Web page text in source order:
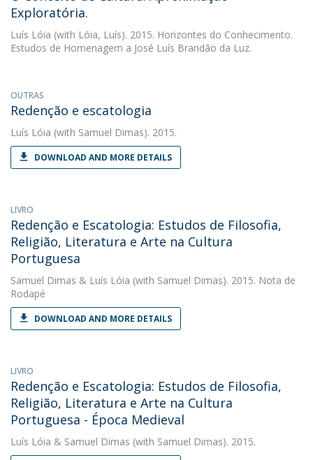
Exploratória.
Luís Lóia (with Lóia, Luís). 2015. Horizontes do Conhecimento.
Estudos de Homenagem a José Luís Brandão da Luz.
OUTRAS
Redenção e escatologia
Luís Lóia (with Samuel Dimas). 2015.
DOWNLOAD AND MORE DETAILS
LIVRO
Redenção e Escatologia: Estudos de Filosofia,
Religião, Literatura e Arte na Cultura
Portuguesa
Samuel Dimas & Luís Lóia (with Samuel Dimas). 2015. Nota de
Rodapé
DOWNLOAD AND MORE DETAILS
LIVRO
Redenção e Escatologia: Estudos de Filosofia,
Religião, Literatura e Arte na Cultura
Portuguesa - Época Medieval
Luís Lóia & Samuel Dimas (with Samuel Dimas). 2015.